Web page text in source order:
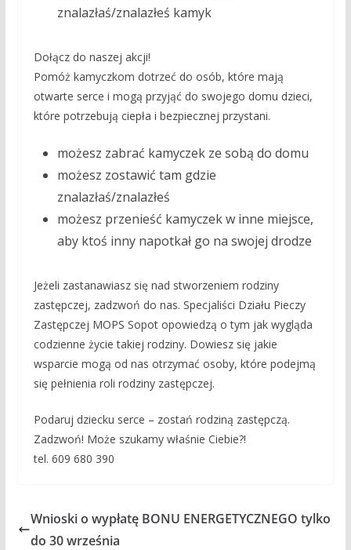
znalazłaś/znalazłeś kamyk
Dołącz do naszej akcji!
Pomóż kamyczkom dotrzeć do osób, które mają
otwarte serce i mogą przyjąć do swojego domu dzieci,
które potrzebują ciepła i bezpiecznej przystani.
możesz zabrać kamyczek ze sobą do domu
możesz zostawić tam gdzie
znalazłaś/znalazłeś
możesz przenieść kamyczek w inne miejsce,
aby ktoś inny napotkał go na swojej drodze
Jeżeli zastanawiasz się nad stworzeniem rodziny
zastępczej, zadzwoń do nas. Specjaliści Działu Pieczy
Zastępczej MOPS Sopot opowiedzą o tym jak wygląda
codzienne życie takiej rodziny. Dowiesz się jakie
wsparcie mogą od nas otrzymać osoby, które podejmą
się pełnienia roli rodziny zastępczej.
Podaruj dziecku serce – zostań rodziną zastępczą.
Zadzwoń! Może szukamy właśnie Ciebie?!
tel. 609 680 390
Wnioski o wypłatę BONU ENERGETYCZNEGO tylko
do 30 września